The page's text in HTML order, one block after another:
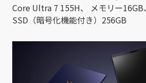
Core Ultra 7 155H、 メモリー16GB
SSD（暗号化機能付き）256GB